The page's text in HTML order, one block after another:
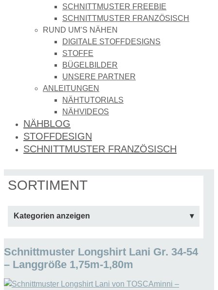
SCHNITTMUSTER FREEBIE
SCHNITTMUSTER FRANZÖSISCH
RUND UM’S NÄHEN
DIGITALE STOFFDESIGNS​
STOFFE
BÜGELBILDER
UNSERE PARTNER
ANLEITUNGEN
NÄHTUTORIALS
NÄHVIDEOS
NÄHBLOG
STOFFDESIGN
SCHNITTMUSTER FRANZÖSISCH
SORTIMENT
Kategorien anzeigen
Schnittmuster Longshirt Lani Gr. 34-54
– Langgröße 1,75m-1,80m